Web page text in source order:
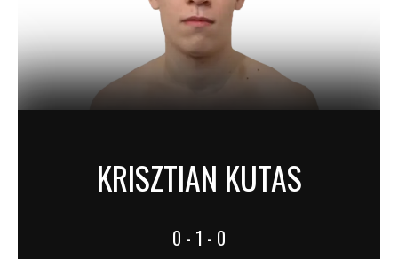
KRISZTIAN KUTAS
0 - 1 - 0